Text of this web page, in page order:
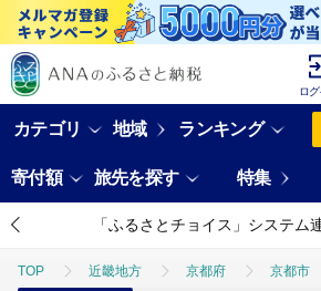
ロ
カテゴリ 地域 ランキング
寄付額 旅先を探す 特集
「ふるさとチョイス」システム
TOP 近畿地方 京都府 京都市